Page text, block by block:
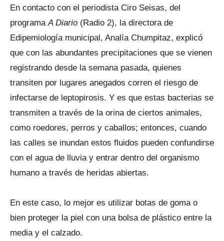
En contacto con el periodista Ciro Seisas, del
programaA Diario (Radio 2), la directora de
Edipemiología municipal, Analía Chumpitaz, explicó
que con las abundantes precipitaciones que se vienen
registrando desde la semana pasada, quienes
transiten por lugares anegados corren el riesgo de
infectarse de leptopirosis. Y es que estas bacterias se
transmiten a través de la orina de ciertos animales,
como roedores, perros y caballos; entonces, cuando
las calles se inundan estos fluidos pueden confundirse
con el agua de lluvia y entrar dentro del organismo
humano a través de heridas abiertas.
En este caso, lo mejor es utilizar botas de goma o
bien proteger la piel con una bolsa de plástico entre la
media y el calzado.